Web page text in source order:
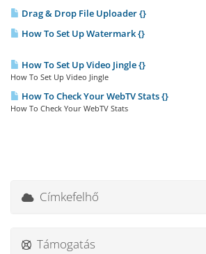
Drag & Drop File Uploader {}
How To Set Up Watermark {}
How To Set Up Video Jingle {}
How To Set Up Video Jingle
How To Check Your WebTV Stats {}
How To Check Your WebTV Stats
Címkefelhő
Támogatás